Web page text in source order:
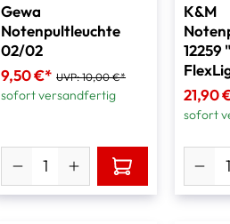
Gewa
Notenpultleuchte
02/02
9,50 €* UVP:10,00 €*
sofort versandfertig
K&M
12259
21,90
sofort